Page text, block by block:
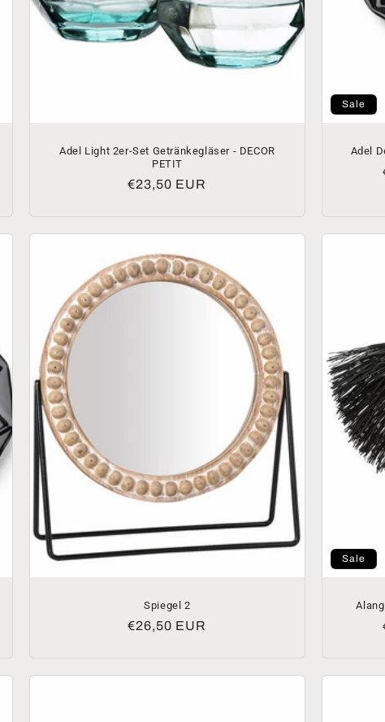
Adel Light 2er-Set Getränkegläser - DECOR
PETIT
Normaler
€23,50 EUR
Sale
Adel
Spiegel 2
Normaler
€26,50 EUR
Sale